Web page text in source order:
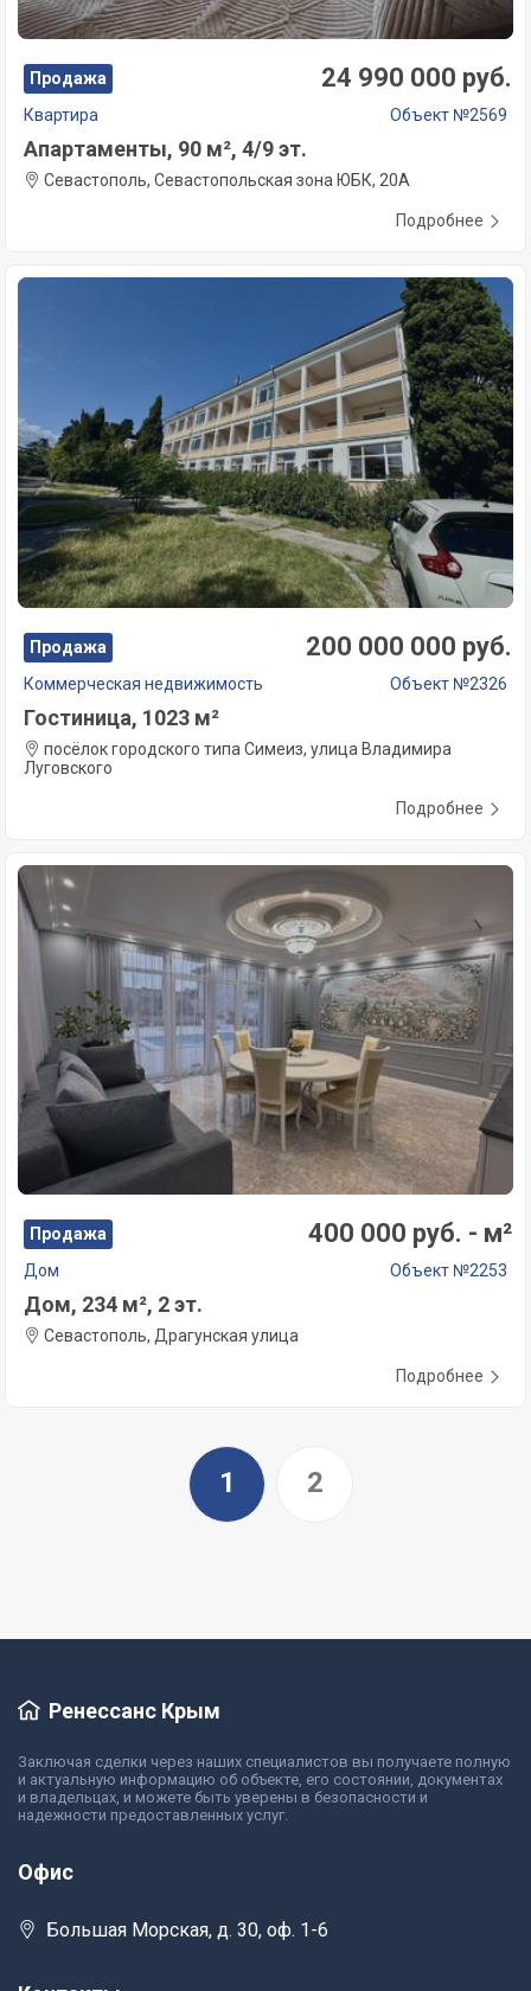
Продажа 24 990 000 руб.
Квартира Объект №2569
Апартаменты, 90 м², 4/9 эт.
Севастополь, Севастопольская зона ЮБК, 20А
Подробнее
Продажа 200 000 000 руб.
Коммерческая недвижимость Объект №2326
Гостиница, 1023 м²
посёлок городского типа Симеиз, улица Владимира
Луговского
Подробнее
Продажа 400 000 руб. - м²
Дом Объект №2253
Дом, 234 м², 2 эт.
Севастополь, Драгунская улица
Подробнее
1 2
Ренессанс Крым
Заключая сделки через наших специалистов вы получаете полную
и актуальную информацию об объекте, его состоянии, документах
и владельцах, и можете быть уверены в безопасности и
надежности предоставленных услуг.
Офис
Большая Морская, д. 30, оф. 1-6